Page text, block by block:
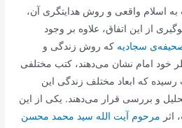
به اسلام واقعی و روش هدایتگری آن،
از این اتفاق، علاوه بر وجود
سجادیه که روش زندگی و
خود امام نشان می‌دهند، کتب مختلفی
رسیده که ابعاد مختلف زندگی این
و بررسی قرار می‌دهند. یکی از این
، اثر مرحوم آیت الله سید محمد محسن